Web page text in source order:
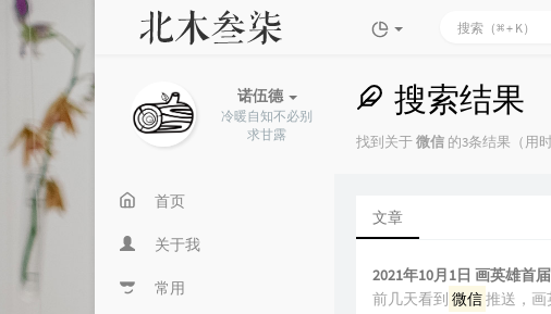
诺伍德
冷暖自知不必别
求甘露
首页
关于我
常用
搜索结果
找到关于微信 的3条结果（用时
文章
2021年10月1日 画英雄首
前几天看到 微信推送，画